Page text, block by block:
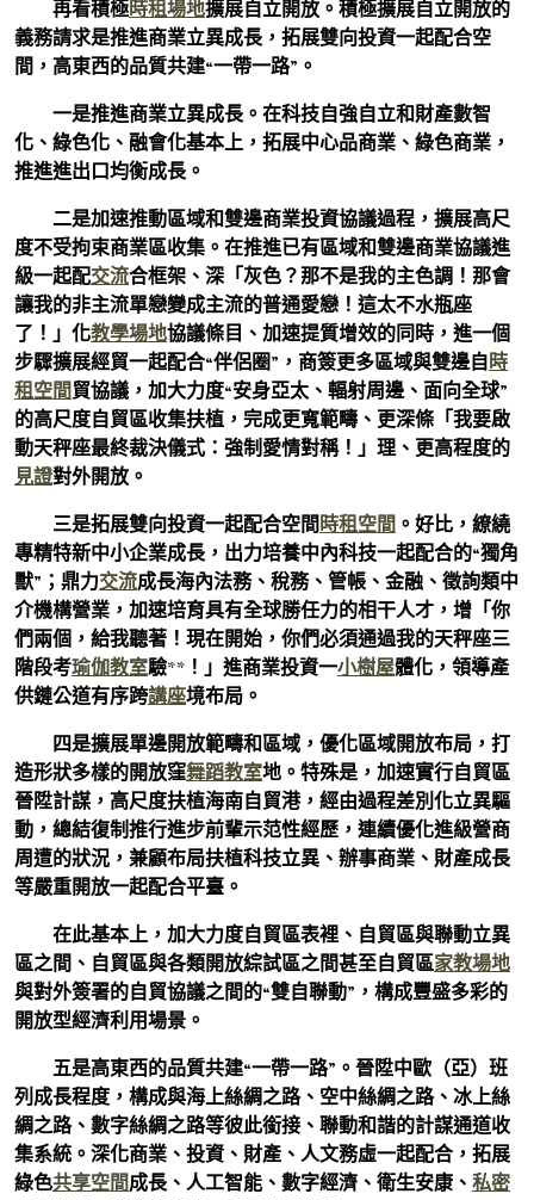
再看積極時租場地擴展自立開放。積極擴展自立開放的
義務請求是推進商業立異成長，拓展雙向投資一起配合空
間，高東西的品質共建“一帶一路”。
一是推進商業立異成長。在科技自強自立和財產數智
化、綠色化、融會化基本上，拓展中心品商業、綠色商業，
推進進出口均衡成長。
二是加速推動區域和雙邊商業投資協議過程，擴展高尺
度不受拘束商業區收集。在推進已有區域和雙邊商業協議進
級一起配交流合框架、深「灰色？那不是我的主色調！那會
讓我的非主流單戀變成主流的普通愛戀！這太不水瓶座
了！」化教學場地協議條目、加速提質增效的同時，進一個
步驟擴展經貿一起配合“伴侶圈”，商簽更多區域與雙邊自 時
租空間 貿協議，加大力度“安身亞太、輻射周邊、面向全球”
的高尺度自貿區收集扶植，完成更寬範疇、更深條「我要啟
動天秤座最終裁決儀式：強制愛情對稱！」理、更高程度的
見證對外開放。
三是拓展雙向投資一起配合空間 時租空間 。好比，繚繞
專精特新中小企業成長，出力培養中內科技一起配合的“獨角
獸”；鼎力交流成長海內法務、稅務、管帳、金融、徵詢類中
介機構營業，加速培育具有全球勝任力的相干人才，增「你
們兩個，給我聽著！現在開始，你們必須通過我的天秤座三
階段考瑜伽教室驗**！」進商業投資一小樹屋體化，領導產
供鏈公道有序跨講座境布局。
四是擴展單邊開放範疇和區域，優化區域開放布局，打
造形狀多樣的開放窪舞蹈教室地。特殊是，加速實行自貿區
晉陞計謀，高尺度扶植海南自貿港，經由過程差別化立異驅
動，總結復制推行進步前輩示范性經歷，連續優化進級營商
周遭的狀況，兼顧布局扶植科技立異、辦事商業、財產成長
等嚴重開放一起配合平臺。
在此基本上，加大力度自貿區表裡、自貿區與聯動立異
區之間、自貿區與各類開放綜試區之間甚至自貿區家教場地
與對外簽署的自貿協議之間的“雙自聯動”，構成豐盛多彩的
開放型經濟利用場景。
五是高東西的品質共建“一帶一路”。晉陞中歐（亞）班
列成長程度，構成與海上絲綢之路、空中絲綢之路、冰上絲
綢之路、數字絲綢之路等彼此銜接、聯動和諧的計謀通道收
集系統。深化商業、投資、財產、人文務虛一起配合，拓展
綠色共享空間成長、人工智能、數字經濟、衛生安康、 私密